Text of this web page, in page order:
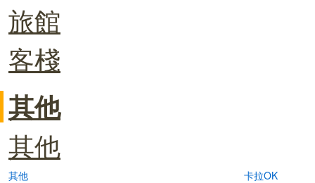
旅館
客棧
其他
其他
其他
卡拉OK